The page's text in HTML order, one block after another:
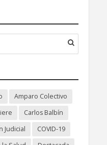
Amparo Colectivo
Carlos Balbín
Judicial
COVID-19